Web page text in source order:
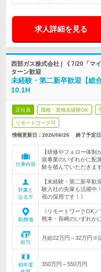
求人詳細を見る
西部ガス株式会社 | 《 7/20「マ
ターン歓迎
未経験・第二新卒歓迎【総
10.1H
正社員 職種・業種未経験OK
リモートワーク可
情報更新日：2026/06/26 終了予定日
仕事内容
【研修やフォロー体制
規事業のいずれかに配
験を積んでいただきます
対象と
なる方
【未経験・第二新卒
験入社の先輩も活躍中
視の採用です！》
勤務地
《リモートワークOK
熊本・長崎のいずれか
給与
月給22万円～32万円※
初年度
350万円～550万円